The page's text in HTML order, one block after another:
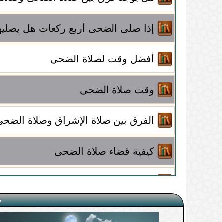
إذا صلى الضحى أربع ركعات هل
أفضل وقت لصلاة الضحى
وقت صلاة الضحى
الفرق بين صلاة الإشراق وصلاة
كيفية قضاء صلاة الضحى
ما هو أفضل وقت لصلاة الضحى